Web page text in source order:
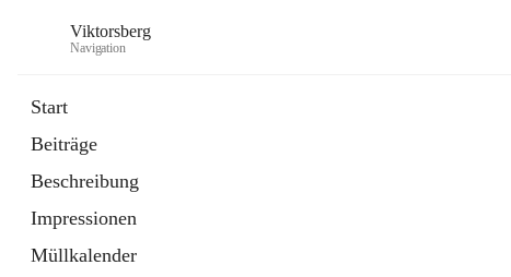
Viktorsberg
Navigation
Start
Beiträge
Beschreibung
Impressionen
Müllkalender